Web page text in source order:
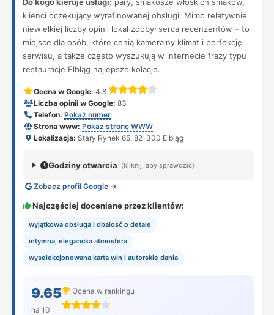
klienci oczekujący wyrafinowanej obsługi. Mimo relatywnie
niewielkiej liczby opinii lokal zdobył serca recenzentów – to
miejsce dla osób, które cenią kameralny klimat i perfekcję
serwisu, a także często wyszukują w internecie frazy typu
restauracje Elbląg najlepsze kolacje.
Ocena w Google: 4.8
Liczba opinii w Google: 83
Telefon: Pokaż numer
Strona www: Pokaż stronę WWW
Lokalizacja: Stary Rynek 65, 82-300 Elbląg
Godziny otwarcia (kliknij, aby sprawdzić)
Zobacz profil Google →
Najczęściej doceniane przez klientów:
wyjątkowa obsługa i dbałość o detale
intymna, elegancka atmosfera
wyselekcjonowana karta win i autorskie dania
9.65
na 10
Ocena w rankingu